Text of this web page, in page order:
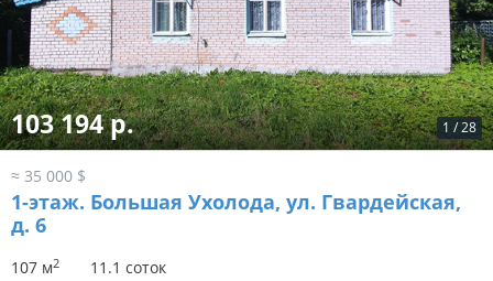
1 /28
103 194 р.
≈ 35 000 $
1-этаж. Большая Ухолода, ул. Гвардейская,
д. 6
107 м2 11.1 соток